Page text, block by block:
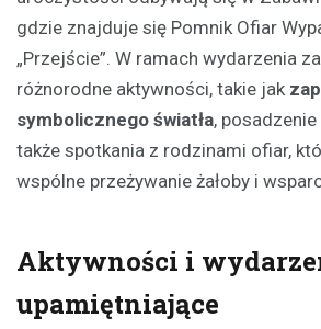
gdzie znajduje się Pomnik Ofiar
„Przejście”. W ramach wydarzenia
różnorodne aktywności, takie jak
symbolicznego światła,
także spotkania z rodzinami ofiar,
wspólne przeżywanie żałoby i
Aktywności i
upamiętniające